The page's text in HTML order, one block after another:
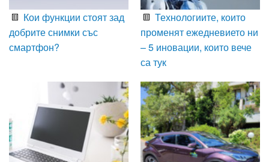
Кои функции стоят зад
добрите снимки със
смартфон?
Технологиите, които
променят ежедневието ни
– 5 иновации, които вече
са тук